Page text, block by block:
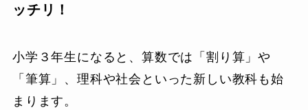
ッチリ！
小学３年生になると、算数では「割り算」や
「筆算」、理科や社会といった新しい教科も始
まります。